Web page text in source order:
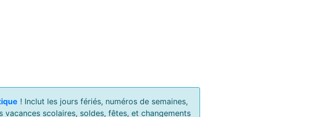
! Inclut les jours fériés, numéros de semaines,
scolaires, soldes, fêtes, et changements